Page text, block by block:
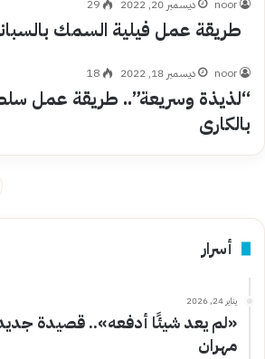
noor ديسمبر 20, 2022 29
طريقة عمل فيلية السمك
noor ديسمبر 18, 2022 18
“لذيذة وسريعة”.. طريقة عمل
بالكارى
أسرار
يناير 24, 2026
«لم يعد شيئًا أدفعه».. قصيدة
مهران